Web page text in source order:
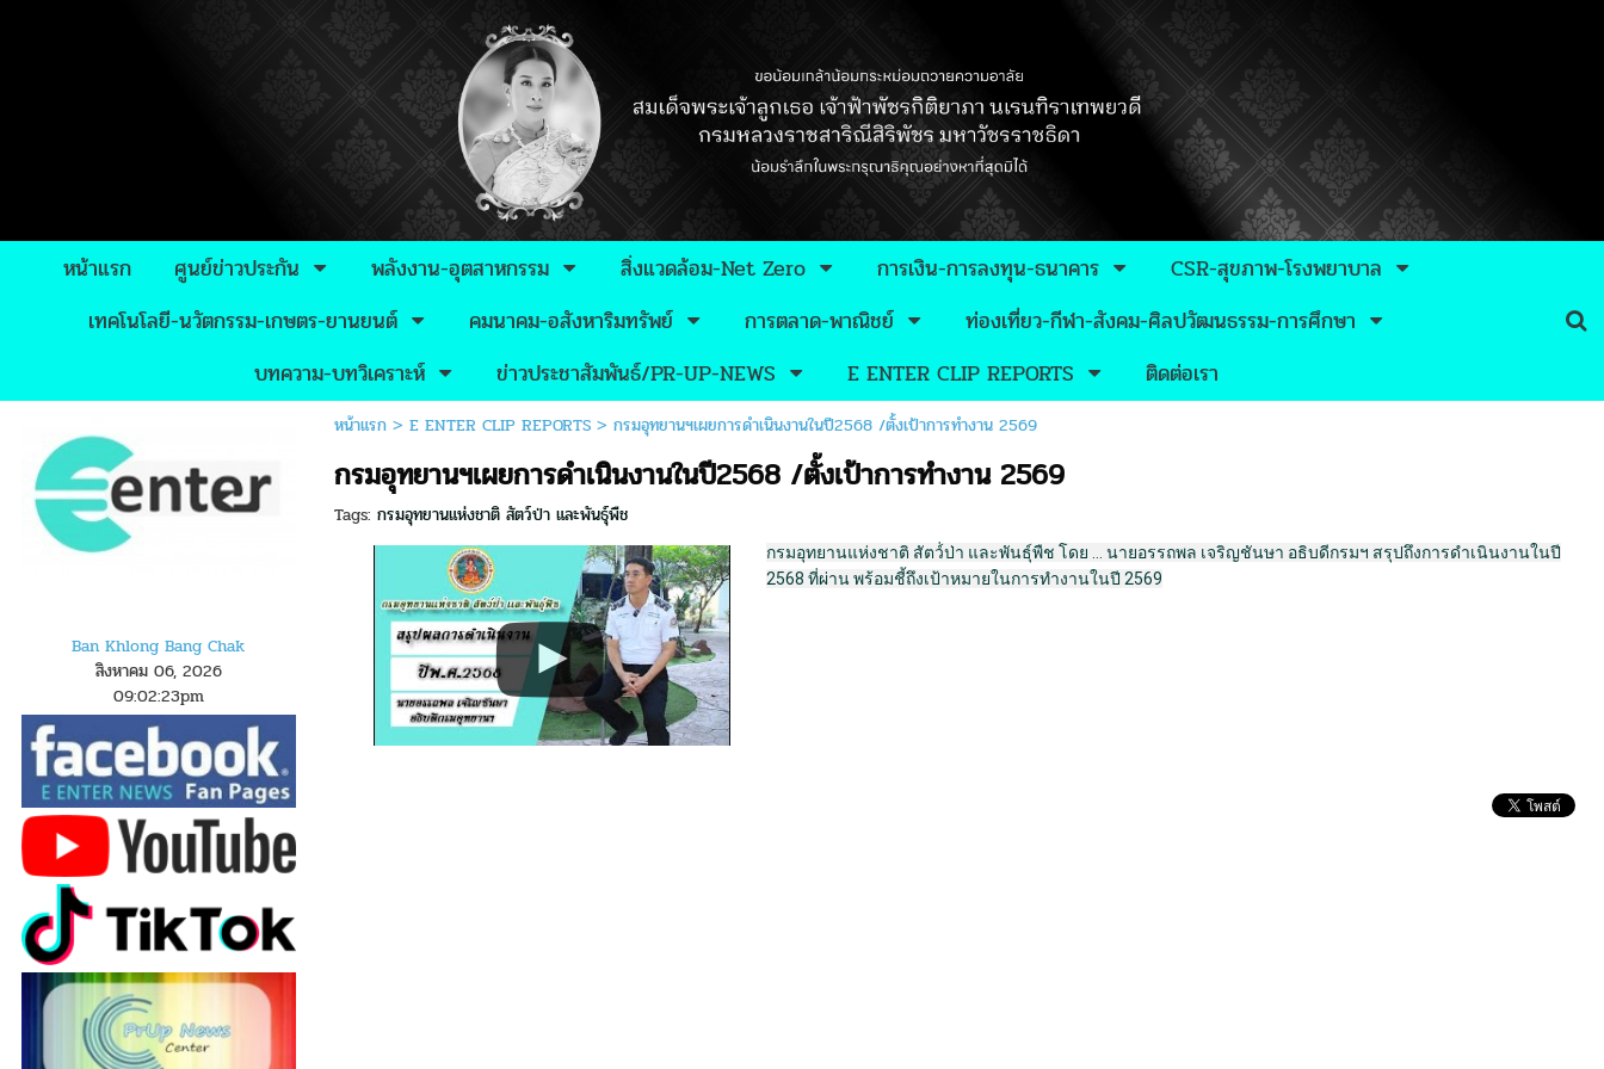
หน้าแรก ศูนย์ข่าวประกัน พลังงาน-อุตสาหกรรม สิ่งแวดล้อม-Net Zero การเงิน-การลงทุน-ธนาคาร
CSR-สุขภาพ-โรงพยาบาล
เทคโนโลยี-นวัตกรรม-เกษตร-ยานยนต์
คมนาคม-อสังหาริมทรัพย์ การตลาด-พาณิชย์
ท่องเที่ยว-กีฬา-สังคม-ศิลปวัฒนธรรม-การศึกษา
บทความ-บทวิเคราะห์
ข่าวประชาสัมพันธ์/PR-UP-NEWS E ENTER CLIP REPORTS ติดต่อเรา
Ban Khlong Bang Chak
สิงหาคม 06, 2026
09:02:24pm
หน้าแรก> E ENTER CLIP REPORTS> กรมอุทยานฯเผยการดำเนินงานในปี2568 /ตั้งเป้าการทำงาน 2569
กรมอุทยานฯเผยการดำเนินงานในปี2568 /ตั้งเป้าการทำงาน 2569
Tags:กรมอุทยานแห่งชาติ สัตว์ป่า และพันธุ์พืช
กรมอุทยานแห่งชาติ สัตว์่ป่า และพันธุ์พืช โดย ... นายอรรถพล เจริญชันษา อธิบดีกรมฯ สรุปถึงการดำเนินงานในปี
2568 ที่ผ่าน พร้อมชี้ถึงเป้าหมายในการทำงานในปี 2569